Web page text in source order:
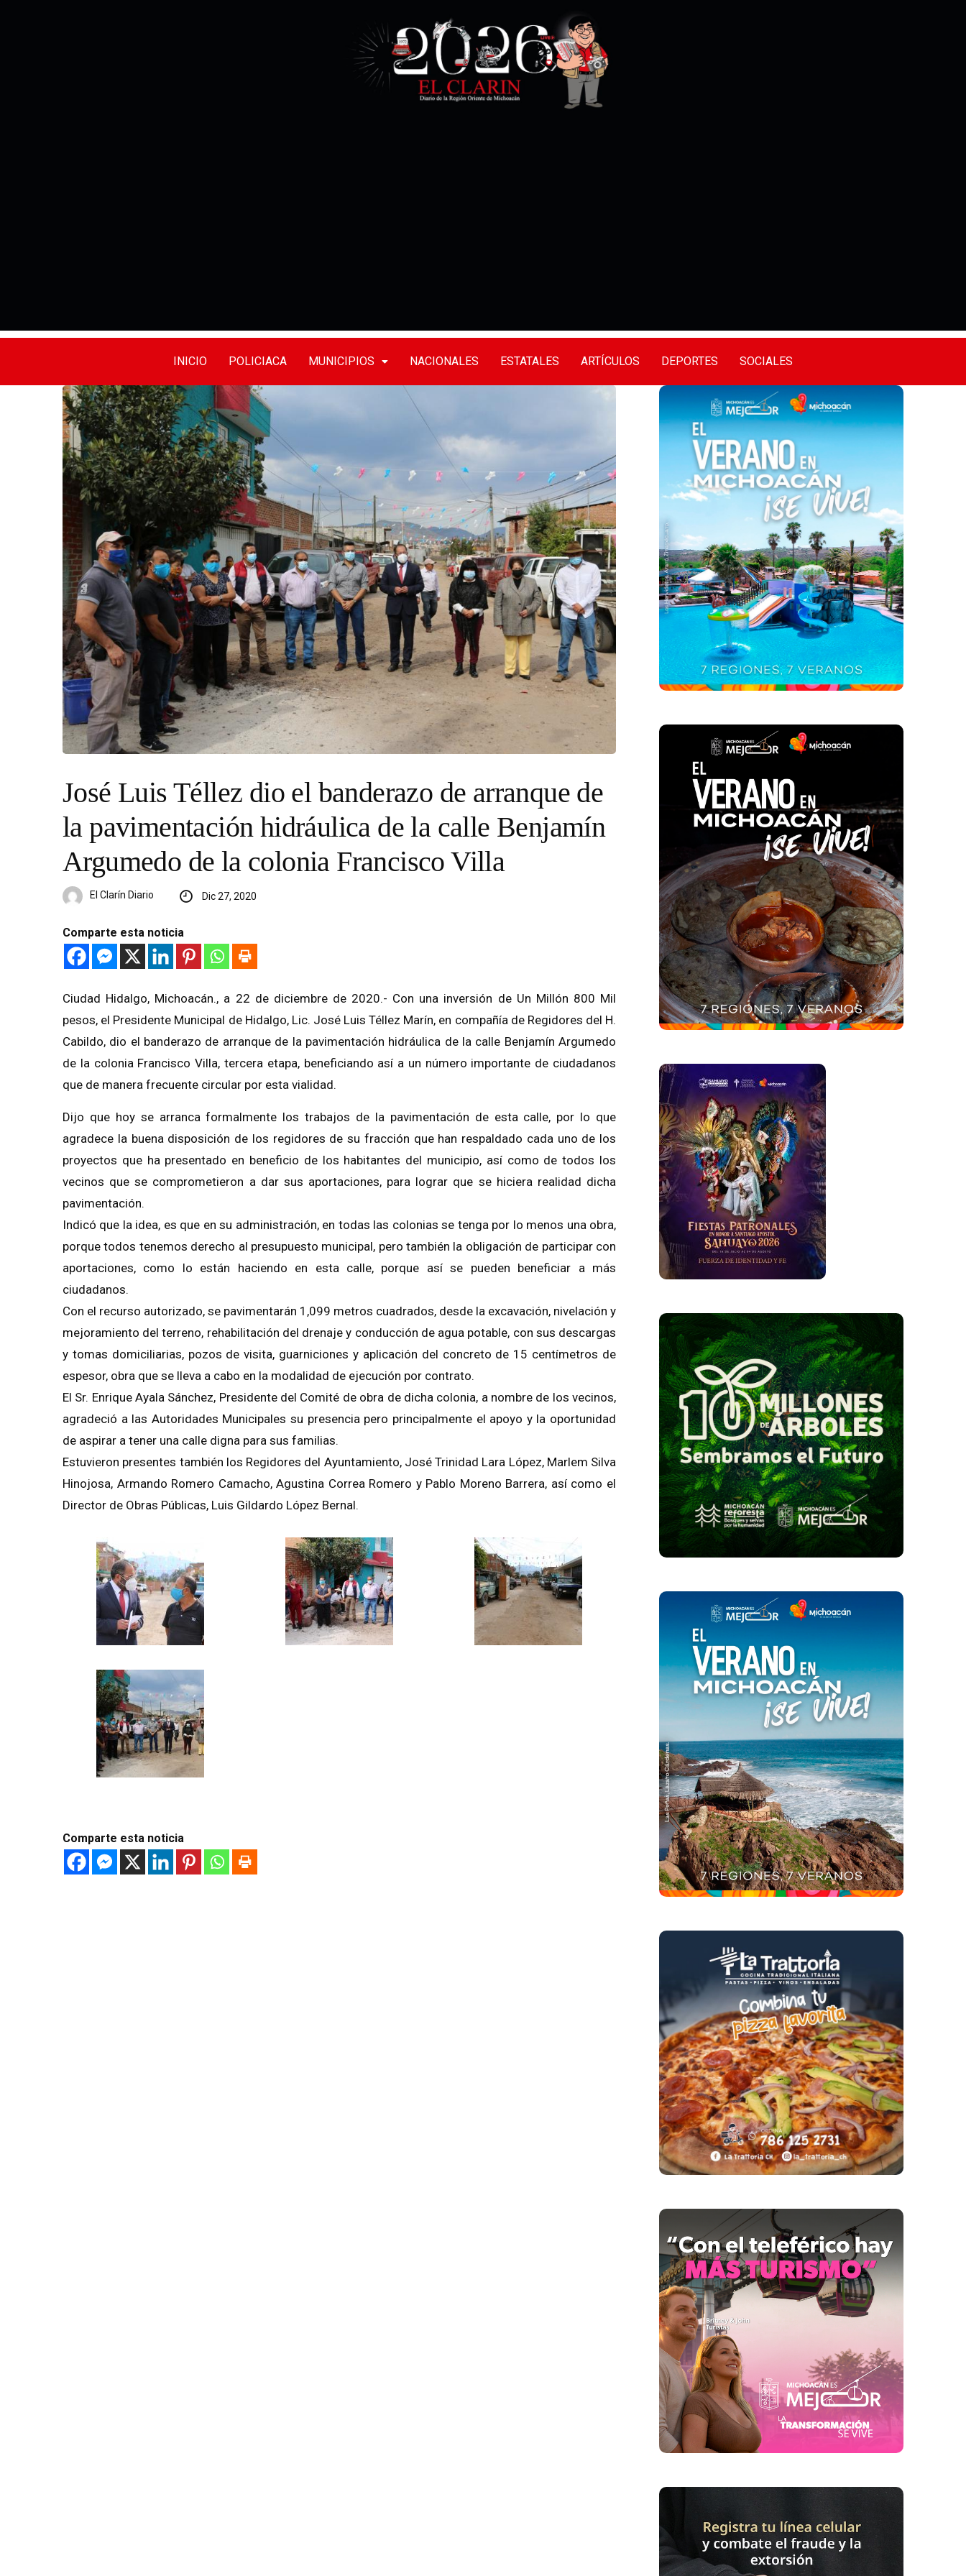
INICIO POLICIACA MUNICIPIOS NACIONALES ESTATALES ARTÍCULOS DEPORTES SOCIALES
José Luis Téllez dio el banderazo de arranque de
la pavimentación hidráulica de la calle Benjamín
Argumedo de la colonia Francisco Villa
El Clarín Diario Dic 27, 2020
Comparte esta noticia
Ciudad Hidalgo, Michoacán., a 22 de diciembre de 2020.- Con una inversión de Un Millón 800 Mil
pesos, el Presidente Municipal de Hidalgo, Lic. José Luis Téllez Marín, en compañía de Regidores del H.
Cabildo, dio el banderazo de arranque de la pavimentación hidráulica de la calle Benjamín Argumedo
de la colonia Francisco Villa, tercera etapa, beneficiando así a un número importante de ciudadanos
que de manera frecuente circular por esta vialidad.
Dijo que hoy se arranca formalmente los trabajos de la pavimentación de esta calle, por lo que
agradece la buena disposición de los regidores de su fracción que han respaldado cada uno de los
proyectos que ha presentado en beneficio de los habitantes del municipio, así como de todos los
vecinos que se comprometieron a dar sus aportaciones, para lograr que se hiciera realidad dicha
pavimentación.
Indicó que la idea, es que en su administración, en todas las colonias se tenga por lo menos una obra,
porque todos tenemos derecho al presupuesto municipal, pero también la obligación de participar con
aportaciones, como lo están haciendo en esta calle, porque así se pueden beneficiar a más
ciudadanos.
Con el recurso autorizado, se pavimentarán 1,099 metros cuadrados, desde la excavación, nivelación y
mejoramiento del terreno, rehabilitación del drenaje y conducción de agua potable, con sus descargas
y tomas domiciliarias, pozos de visita, guarniciones y aplicación del concreto de 15 centímetros de
espesor, obra que se lleva a cabo en la modalidad de ejecución por contrato.
El Sr. Enrique Ayala Sánchez, Presidente del Comité de obra de dicha colonia, a nombre de los vecinos,
agradeció a las Autoridades Municipales su presencia pero principalmente el apoyo y la oportunidad
de aspirar a tener una calle digna para sus familias.
Estuvieron presentes también los Regidores del Ayuntamiento, José Trinidad Lara López, Marlem Silva
Hinojosa, Armando Romero Camacho, Agustina Correa Romero y Pablo Moreno Barrera, así como el
Director de Obras Públicas, Luis Gildardo López Bernal.
Comparte esta noticia